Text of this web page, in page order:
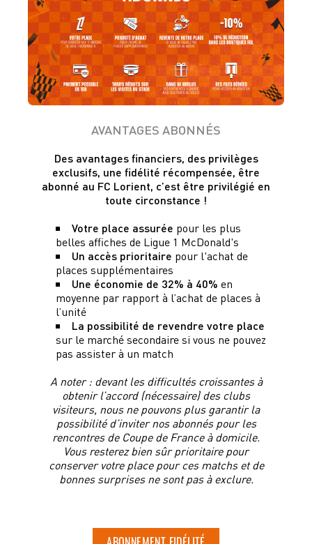
AVANTAGES ABONNÉS
Des avantages financiers, des privilèges
exclusifs, une fidélité récompensée, être
abonné au FC Lorient, c’est être privilégié en
toute circonstance !
Votre place assurée pour les plus
belles affiches de Ligue 1 McDonald's
Un accès prioritaire pour l'achat de
places supplémentaires
Une économie de 32% à 40% en
moyenne par rapport à l’achat de places à
l’unité
La possibilité de revendre votre place
sur le marché secondaire si vous ne pouvez
pas assister à un match
A noter : devant les difficultés croissantes à
obtenir l’accord (nécessaire) des clubs
visiteurs, nous ne pouvons plus garantir la
possibilité d’inviter nos abonnés pour les
rencontres de Coupe de France à domicile.
Vous resterez bien sûr prioritaire pour
conserver votre place pour ces matchs et de
bonnes surprises ne sont pas à exclure.